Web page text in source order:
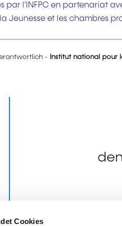
Cookies
par l'INFPC en partenariat
Jeunesse et les chambres
-
Institut national pour